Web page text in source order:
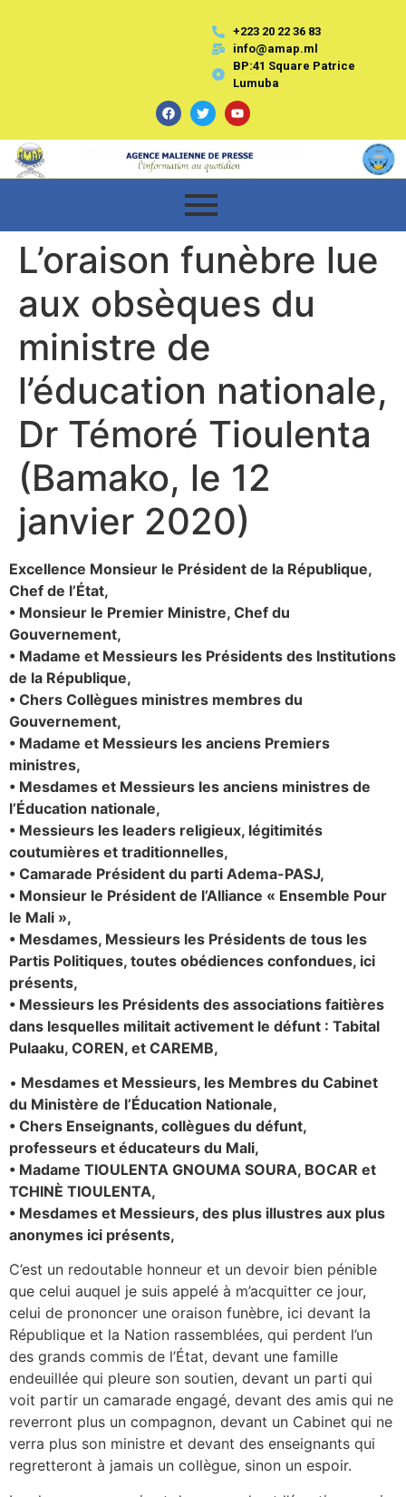
+223 20 22 36 83
info@amap.ml
BP:41 Square Patrice
Lumuba
L’oraison funèbre lue
aux obsèques du
ministre de
l’éducation nationale,
Dr Témoré Tioulenta
(Bamako, le 12
janvier 2020)
Excellence Monsieur le Président de la République,
Chef de l’État,
• Monsieur le Premier Ministre, Chef du
Gouvernement,
• Madame et Messieurs les Présidents des Institutions
de la République,
• Chers Collègues ministres membres du
Gouvernement,
• Madame et Messieurs les anciens Premiers
ministres,
• Mesdames et Messieurs les anciens ministres de
l’Éducation nationale,
• Messieurs les leaders religieux, légitimités
coutumières et traditionnelles,
• Camarade Président du parti Adema-PASJ,
• Monsieur le Président de l’Alliance « Ensemble Pour
le Mali »,
• Mesdames, Messieurs les Présidents de tous les
Partis Politiques, toutes obédiences confondues, ici
présents,
• Messieurs les Présidents des associations faitières
dans lesquelles militait activement le défunt : Tabital
Pulaaku, COREN, et CAREMB,
• Mesdames et Messieurs, les Membres du Cabinet
du Ministère de l’Éducation Nationale,
• Chers Enseignants, collègues du défunt,
professeurs et éducateurs du Mali,
• Madame TIOULENTA GNOUMA SOURA, BOCAR et
TCHINÈ TIOULENTA,
• Mesdames et Messieurs, des plus illustres aux plus
anonymes ici présents,
C’est un redoutable honneur et un devoir bien pénible
que celui auquel je suis appelé à m’acquitter ce jour,
celui de prononcer une oraison funèbre, ici devant la
République et la Nation rassemblées, qui perdent l’un
des grands commis de l’État, devant une famille
endeuillée qui pleure son soutien, devant un parti qui
voit partir un camarade engagé, devant des amis qui ne
reverront plus un compagnon, devant un Cabinet qui ne
verra plus son ministre et devant des enseignants qui
regretteront à jamais un collègue, sinon un espoir.